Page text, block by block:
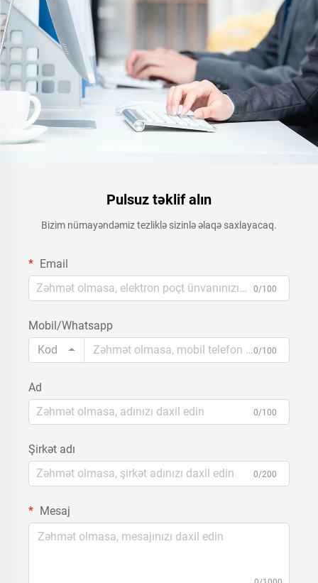
Pulsuz təklif alın
Bizim nümayəndəmiz tezliklə sizinlə əlaqə saxlayacaq.
Email
0/100
Mobil/Whatsapp
Kod
0/100
Ad
0/100
Şirkət adı
0/200
Mesaj